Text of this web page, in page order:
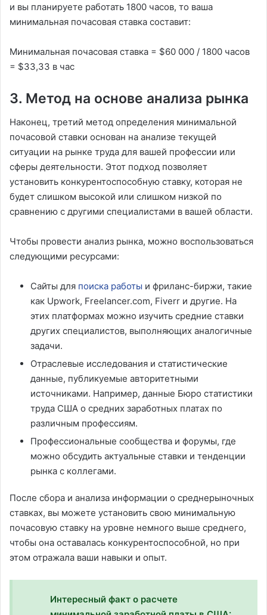
и вы планируете работать 1800 часов, то ваша
минимальная почасовая ставка составит:
Минимальная почасовая ставка = $60 000 / 1800 часов
= $33,33 в час
3. Метод на основе анализа рынка
Наконец, третий метод определения минимальной
почасовой ставки основан на анализе текущей
ситуации на рынке труда для вашей профессии или
сферы деятельности. Этот подход позволяет
установить конкурентоспособную ставку, которая не
будет слишком высокой или слишком низкой по
сравнению с другими специалистами в вашей области.
Чтобы провести анализ рынка, можно воспользоваться
следующими ресурсами:
Сайты для поиска работы и фриланс-биржи, такие
как Upwork, Freelancer.com, Fiverr и другие. На
этих платформах можно изучить средние ставки
других специалистов, выполняющих аналогичные
задачи.
Отраслевые исследования и статистические
данные, публикуемые авторитетными
источниками. Например, данные Бюро статистики
труда США о средних заработных платах по
различным профессиям.
Профессиональные сообщества и форумы, где
можно обсудить актуальные ставки и тенденции
рынка с коллегами.
После сбора и анализа информации о среднерыночных
ставках, вы можете установить свою минимальную
почасовую ставку на уровне немного выше среднего,
чтобы она оставалась конкурентоспособной, но при
этом отражала ваши навыки и опыт.
Интересный факт о расчете